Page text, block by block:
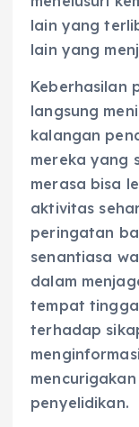
lain yang
lain yang
Keberhasilan
langsung
kalangan
mereka yang
merasa bisa
aktivitas
peringatan
senantiasa
dalam
tempat
terhadap
penyelidikan.